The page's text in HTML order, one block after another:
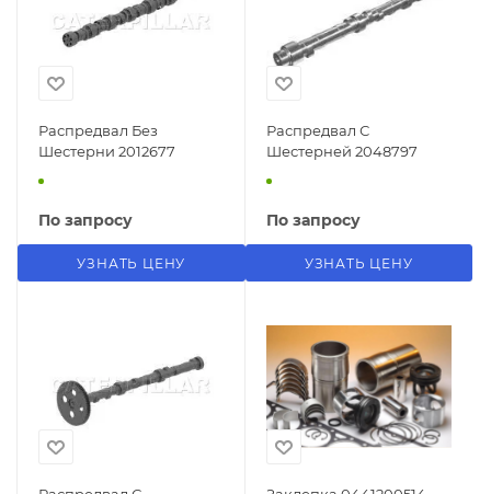
Распредвал Без
Шестерни 2012677
По запросу
УЗНАТЬ ЦЕНУ
Распредвал С
Шестерней 2048797
По запросу
УЗНАТЬ ЦЕНУ